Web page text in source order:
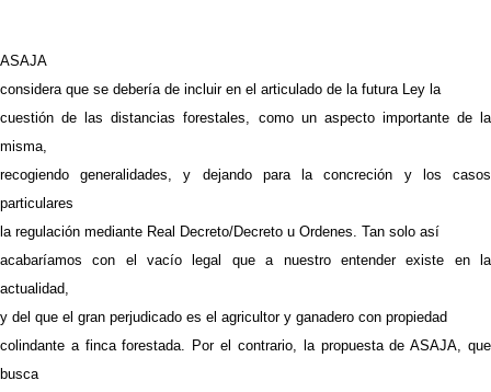
ASAJA
considera que se debería de incluir en el articulado de la futura Ley la
cuestión de las distancias forestales, como un aspecto importante de la
misma,
recogiendo generalidades, y dejando para la concreción y los casos
particulares
la regulación mediante Real Decreto/Decreto u Ordenes. Tan solo así
acabaríamos con el vacío legal que a nuestro entender existe en la
actualidad,
y del que el gran perjudicado es el agricultor y ganadero con propiedad
colindante a finca forestada. Por el contrario, la propuesta de ASAJA, que
busca